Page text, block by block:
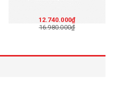
12.740.000₫
16.980.000₫